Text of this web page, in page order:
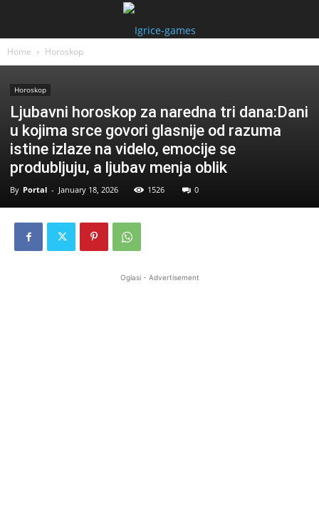
Home Horoskop
Horoskop
Ljubavni horoskop za naredna tri dana:Dani
u kojima srce govori glasnije od razuma
istine izlaze na videlo, emocije se
produbljuju, a ljubav menja oblik
By Portal - January 18, 2026 1526 0
Oglasi - Advertisement